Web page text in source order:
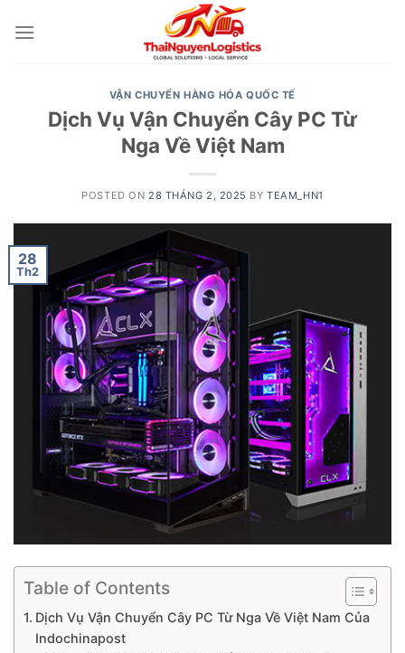
VẬN CHUYỂN HÀNG HÓA QUỐC TẾ
Dịch Vụ Vận Chuyển Cây PC Từ
Nga Về Việt Nam
POSTED ON 28 THÁNG 2, 2025 BYTEAM_HN1
28
Th2
Table of Contents
Dịch Vụ Vận Chuyển Cây PC Từ Nga Về Việt Nam Của
Indochinapost